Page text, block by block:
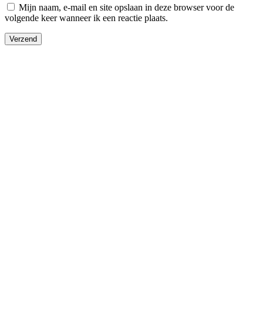
Mijn naam, e-mail en site opslaan in deze browser voor de
volgende keer wanneer ik een reactie plaats.